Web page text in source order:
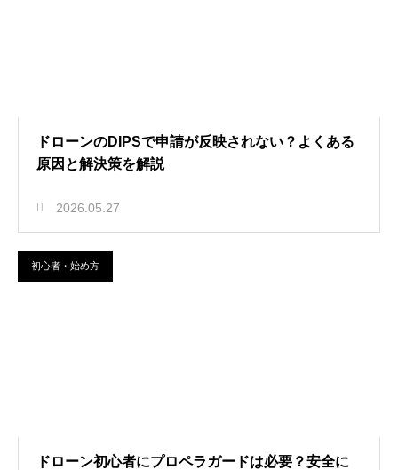
ドローンのDIPSで申請が反映されない？よくある
原因と解決策を解説
2026.05.27
初心者・始め方
ドローン初心者にプロペラガードは必要？安全に